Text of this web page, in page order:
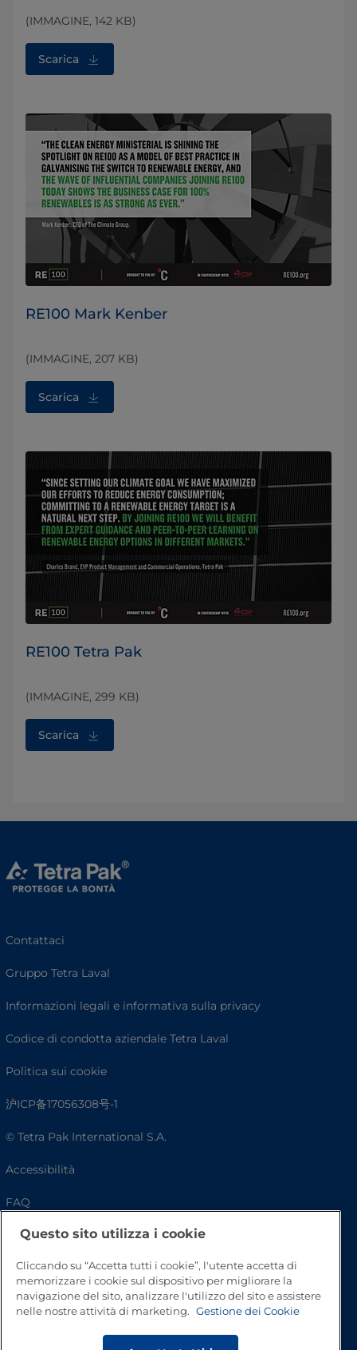
(IMMAGINE, 142 KB)
Scarica
RE100 Mark Kenber
(IMMAGINE, 207 KB)
Scarica
RE100 Tetra Pak
(IMMAGINE, 299 KB)
Scarica
Contattaci
Gruppo Tetra Laval
Informazioni legali e informativa sulla privacy
Codice di condotta aziendale Tetra Laval
Politica sui cookie
沪ICP备17056308号-1
© Tetra Pak International S.A.
Accessibilità
FAQ
Questo sito utilizza i cookie
Cliccando su “Accetta tutti i cookie”, l'utente accetta di
memorizzare i cookie sul dispositivo per migliorare la
navigazione del sito, analizzare l'utilizzo del sito e assistere
nelle nostre attività di marketing. Gestione dei Cookie